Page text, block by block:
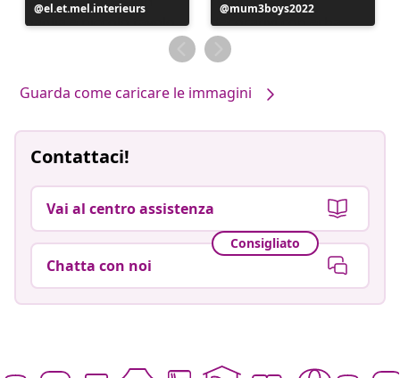
Post
pubblicato
el.et.mel.interieurs
Post
pubblicato
da
mum3boys2022
Guarda come caricare le immagini
Contattaci!
Vai al centro assistenza
Consigliato
Chatta con noi